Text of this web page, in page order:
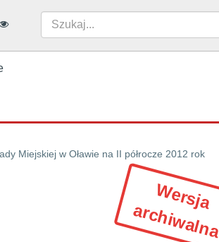
Rady Miejskiej w Oławie na II półrocze 2012 rok
W
e
r
s
ja
a
r
c
h
iw
a
ln
a